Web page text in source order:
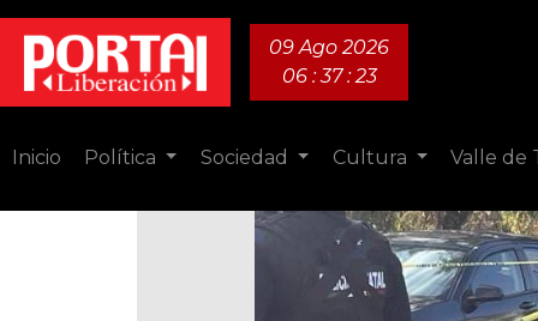
09 Ago 2026
06 : 37 : 24
Inicio Política Sociedad Cultura Valle de